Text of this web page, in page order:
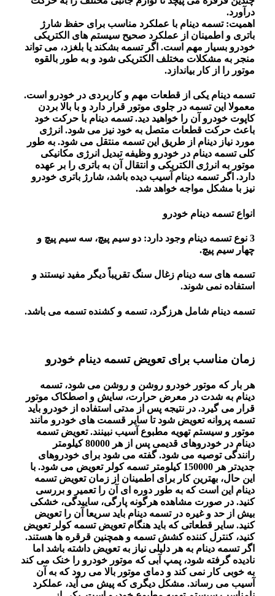
درآورد.
اهمیت: تسمه دینام با عملکرد مناسب برای حفظ شارژ
باتری و اطمینان از عملکرد صحیح سیستم های الکتریکی
خودرو بسیار مهم است. اگر تسمه بشکند یا بلغزد، می تواند
منجر به مشکلات مختلف الکتریکی شود و به طور بالقوه
موتور را از کار بیاندازد.
تسمه دینام یکی از قطعات مهم و کاربردی در خودرو است.
معمولا این تسمه در جلوی موتور قرار دارد و با بالا بردن
کاپوت خودرو آن را خواهید دید. تسمه دینام با حرکت خود
باعث حرکت قطعات متصل به خود نیز می شود. انرژی
مورد نیاز دینام از طریق این تسمه منتقل می شود. به طور
کلی تسمه دینام در خودرو وظیفه تبدیل انرژی مکانیکی
موتور به انرژی الکتریکی و انتقال آن به باتری را بر عهده
دارد. اگر تسمه دینام آسیب دیده باشد، شارژ باتری خودرو
نیز با مشکل مواجه خواهد شد.
انواع تسمه دینام خودرو
3 نوع تسمه دینام وجود دارد: دو سیم پیچ، سه سیم پیچ و
چهار سیم پیچ.
تسمه های سه دینام زغال سنگ تقریباً دیگر مفید نیستند و
استفاده نمی شوند.
تسمه دینام شامل هرزگرد، تسمه و کشنده تسمه می باشد.
زمان مناسب برای تعویض تسمه دینام خودرو
هر بار که موتور خودرو روشن و روشن می شود، تسمه
دینام به شدت در معرض حرارت، سایش و اصطکاک موتور
قرار می گیرد. در نتیجه پس از مدتی استفاده از خودرو باید
تسمه پروانه تعویض شود تا سایر قسمت های خودرو مانند
موتور و سیستم تهویه مطبوع آسیب نبینند. تعویض تسمه
دینام در خودروهای قدیمی پس از هر 80000 کیلومتر
رانندگی توصیه می شود. گفته می شود برای خودروهای
جدیدتر هر 150000 کیلومتر تسمه کولر تعویض می شود. با
این حال، بهترین کار برای اطمینان از زمان تعویض تسمه
دینام این است که به طور دوره ای آن را تعمیر و بررسی
کنید. در صورت مشاهده هرگونه پارگی، ساییدگی، خشکی
بیش از حد و غیره در تسمه دینام باید سریعا آن را تعویض
کنید. سایر قطعاتی که باید هنگام تعویض تسمه کولر تعویض
کنید، کنترل کننده کشش تسمه و همچنین قرقره ها هستند.
اگر تسمه دینام به هر دلیلی نیاز به تعویض داشته باشد اما
نادیده گرفته شود، پمپ آبی که موتور خودرو را خنک می کند
به خوبی کار نمی کند و دمای موتور بالا می رود که به آن
آسیب می رساند. مشکل دیگری که پیش می آید، عملکرد